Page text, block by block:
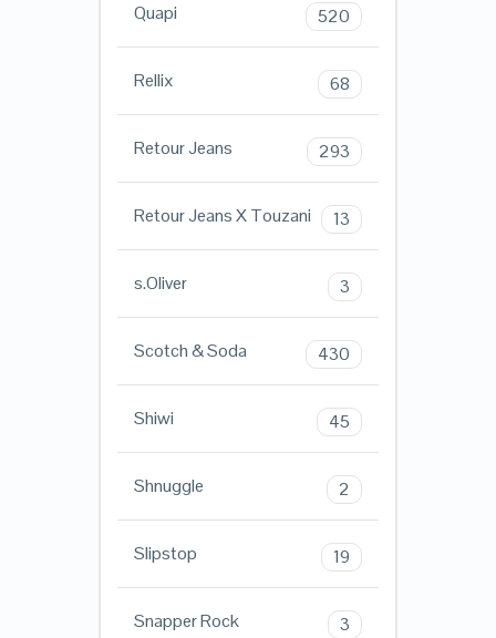
Quapi 520
Rellix 68
Retour Jeans 293
Retour Jeans X Touzani 13
s.Oliver 3
Scotch & Soda 430
Shiwi 45
Shnuggle 2
Slipstop 19
Snapper Rock 3